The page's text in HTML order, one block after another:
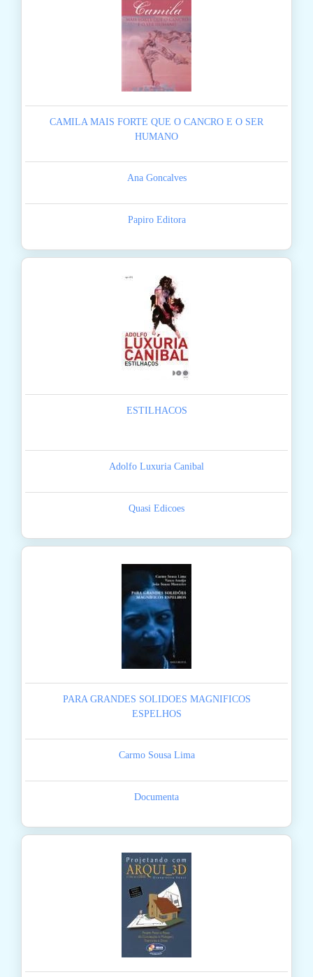
CAMILA MAIS FORTE QUE O CANCRO E O SER
HUMANO
Ana Goncalves
Papiro Editora
ESTILHACOS
Adolfo Luxuria Canibal
Quasi Edicoes
PARA GRANDES SOLIDOES MAGNIFICOS
ESPELHOS
Carmo Sousa Lima
Documenta